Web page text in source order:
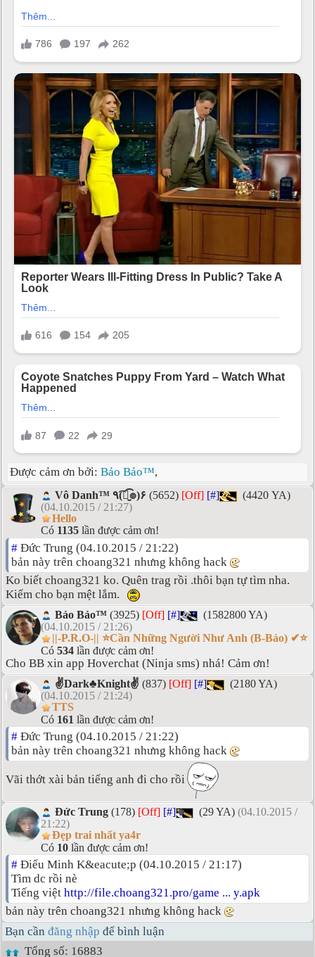
Được cảm ơn bởi: Bảo Bảo™,
Vô Danh™ ٩(͡๏̮͡๏)۶ (5652) [Off] [#]
(4420 YA)
(04.10.2015 / 21:27)
Hello
Có 1135 lần được cảm ơn!
# Đức Trung (04.10.2015 / 21:22)
bản này trên choang321 nhưng không hack
Ko biết choang321 ko. Quên trag rồi .thôi bạn tự tìm nha.
Kiếm cho bạn mệt lắm.
Bảo Bảo™ (3925) [Off] [#]
(1582800 YA)
(04.10.2015 / 21:26)
||-P.R.O-|| ⭐Cần Những Người Như Anh (B-Bảo) ✔⭐
Có 534 lần được cảm ơn!
Cho BB xin app Hoverchat (Ninja sms) nhá! Cảm ơn!
✌Dark♣Knight✌ (837) [Off] [#]
(2180 YA)
(04.10.2015 / 21:24)
TTS
Có 161 lần được cảm ơn!
# Đức Trung (04.10.2015 / 21:22)
bản này trên choang321 nhưng không hack
Vãi thớt xài bản tiếng anh đi cho rồi
Đức Trung (178) [Off] [#] (29 YA) (04.10.2015 /
21:22)
Đẹp trai nhất ya4r
Có 10 lần được cảm ơn!
# Điểu Minh K&eacute;p (04.10.2015 / 21:17)
Tìm dc rồi nè
Tiếng việt http://file.choang321.pro/game ... y.apk
bản này trên choang321 nhưng không hack
Bạn cần đăng nhập để bình luận
Tổng số: 16883